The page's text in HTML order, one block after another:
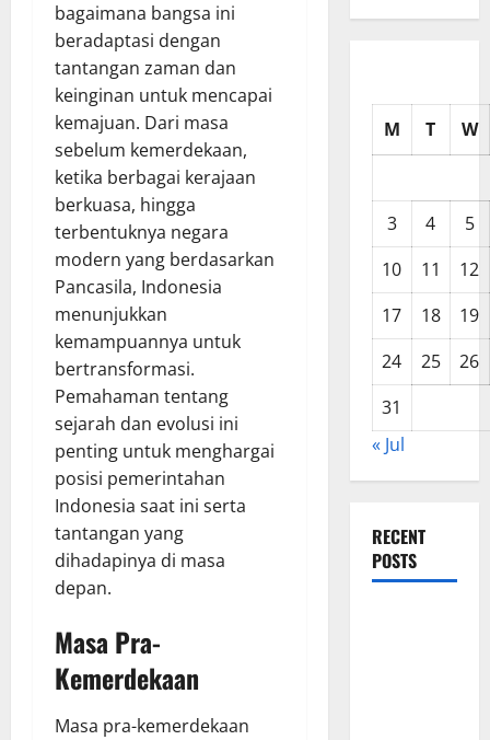
bagaimana bangsa ini
beradaptasi dengan
tantangan zaman dan
keinginan untuk mencapai
kemajuan. Dari masa
sebelum kemerdekaan,
ketika berbagai kerajaan
berkuasa, hingga
terbentuknya negara
modern yang berdasarkan
Pancasila, Indonesia
menunjukkan
kemampuannya untuk
bertransformasi.
Pemahaman tentang
sejarah dan evolusi ini
penting untuk menghargai
posisi pemerintahan
Indonesia saat ini serta
tantangan yang
dihadapinya di masa
depan.
Masa Pra-
Kemerdekaan
Masa pra-kemerdekaan
M T W
3 4
5
10
11
12
17
18
19
24
25
26
31
« Jul
RECENT
POSTS